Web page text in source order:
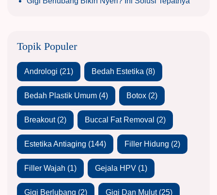
Topik Populer
Andrologi (21) Bedah Estetika (8)
Bedah Plastik Umum (4) Botox (2)
Breakout(2) Buccal Fat Removal (2)
Estetika Antiaging (144) Filler Hidung (2)
Filler Wajah (1) Gejala HPV (1)
Gigi Berlubang (2) Gigi Dan Mulut(25)